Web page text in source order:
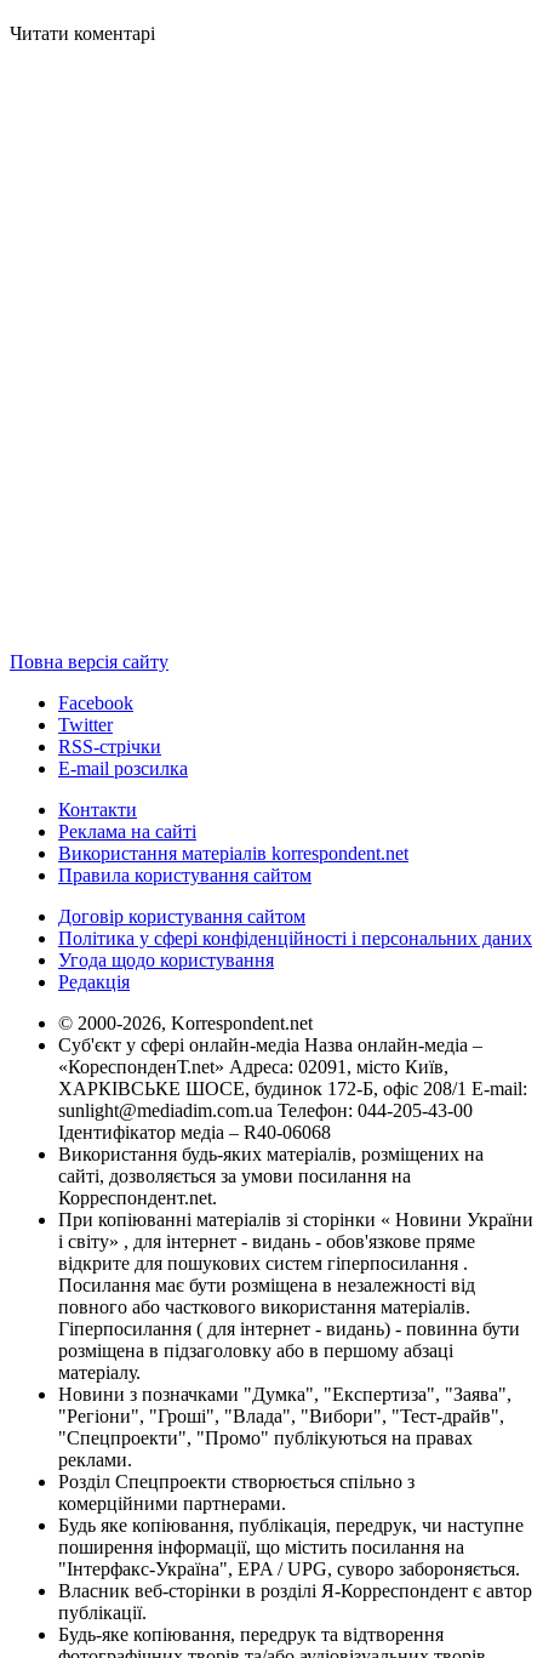
Читати коментарі
Повна версія сайту
Facebook
Twitter
RSS-стрічки
E-mail розсилка
Контакти
Реклама на сайті
Використання матеріалів korrespondent.net
Правила користування сайтом
Договір користування сайтом
Політика у сфері конфіденційності і персональних даних
Угода щодо користування
Редакція
© 2000-2026, Korrespondent.net
Суб'єкт у сфері онлайн-медіа Назва онлайн-медіа –
«КореспонденТ.net» Адреса: 02091, місто Київ,
ХАРКІВСЬКЕ ШОСЕ, будинок 172-Б, офіс 208/1 E-mail:
sunlight@mediadim.com.ua Телефон: 044-205-43-00
Ідентифікатор медіа – R40-06068
Використання будь-яких матеріалів, розміщених на
сайті, дозволяється за умови посилання на
Корреспондент.net.
При копіюванні матеріалів зі сторінки « Новини України
і світу» , для інтернет - видань - обов'язкове пряме
відкрите для пошукових систем гіперпосилання .
Посилання має бути розміщена в незалежності від
повного або часткового використання матеріалів.
Гіперпосилання ( для інтернет - видань) - повинна бути
розміщена в підзаголовку або в першому абзаці
матеріалу.
Новини з позначками "Думка", "Експертиза", "Заява",
"Регіони", "Гроші", "Влада", "Вибори", "Тест-драйв",
"Спецпроекти", "Промо" публікуються на правах
реклами.
Розділ Спецпроекти створюється спільно з
комерційними партнерами.
Будь яке копіювання, публікація, передрук, чи наступне
поширення інформації, що містить посилання на
"Інтерфакс-Україна", EPA / UPG, суворо забороняється.
Власник веб-сторінки в розділі Я-Корреспондент є автор
публікації.
Будь-яке копіювання, передрук та відтворення